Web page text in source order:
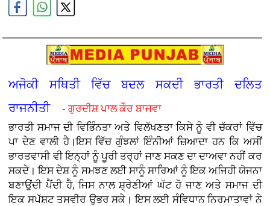
ਅਜੋਕੀ ਸਥਿਤੀ ਵਿੱਚ ਬਦਲ ਸਕਦੀ ਭਾਰਤੀ ਦਲਿਤ
ਰਾਜਨੀਤੀ
- ਗੁਰਦੀਸ਼ ਪਾਲ ਕੌਰ ਬਾਜਵਾ
ਭਾਰਤੀ ਸਮਾਜ ਦੀ ਵਿਭਿੰਨਤਾ ਅਤੇ ਵਿਲੱਖਣਤਾ ਕਿਸੇ ਨੂੰ ਵੀ ਚੱਕਰਾਂ ਵਿੱਚ
ਪਾ ਦੇਣ ਵਾਲੀ ਹੈ।ਇਸ ਵਿੱਚ ਗੁੰਝਲਾਂ ਇੰਨੀਆਂ ਜ਼ਿਆਦਾ ਹਨ ਕਿ ਅਸੀਂ
ਭਾਰਤਵਾਸੀ ਵੀ ਇਨ੍ਹਾਂ ਨੂੰ ਪੂਰੀ ਤਰ੍ਹਾਂ ਜਾਣ ਸਕਣ ਦਾ ਦਾਅਵਾ ਨਹੀਂ ਕਰ
ਸਕਦੇ। ਇਸ ਦੇਸ਼ ਨੂੰ ਸਮਝਣ ਲਈ ਸਾਨੂੰ ਸਾਰਿਆਂ ਨੂੰ ਇਕ ਅਜਿਹੀ ਯੋਜਨਾ
ਬਣਾਉਂਦੀ ਪੈਂਦੀ ਹੈ, ਜਿਸ ਨਾਲ ਸ਼੍ਰੇਣੀਆਂ ਘੱਟ ਹੋ ਜਾਣ ਅਤੇ ਸਮਾਜ ਦੀ
ਇਕ ਸਪੱਸ਼ਟ ਤਸਵੀਰ ਉਭਰ ਸਕੇ। ਇਸ ਲਈ ਸੰਵਿਧਾਨ ਨਿਰਮਾਤਾਵਾਂ ਨੇ